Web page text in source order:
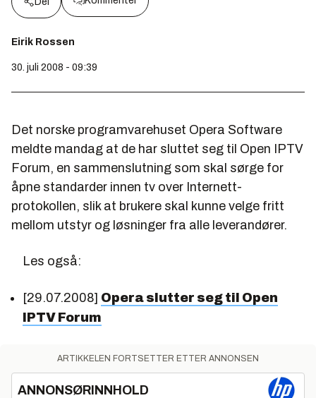
Eirik Rossen
30. juli 2008 - 09:39
Det norske programvarehuset Opera Software
meldte mandag at de har sluttet seg til Open IPTV
Forum, en sammenslutning som skal sørge for
åpne standarder innen tv over Internett-
protokollen, slik at brukere skal kunne velge fritt
mellom utstyr og løsninger fra alle leverandører.
Les også:
[29.07.2008] Opera slutter seg til Open
IPTV Forum
ARTIKKELEN FORTSETTER ETTER ANNONSEN
ANNONSØRINNHOLD